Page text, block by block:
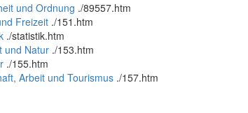
und Ordnung ./89557.htm
Freizeit ./151.htm
./statistik.htm
und Natur ./153.htm
./155.htm
Arbeit und Tourismus ./157.htm